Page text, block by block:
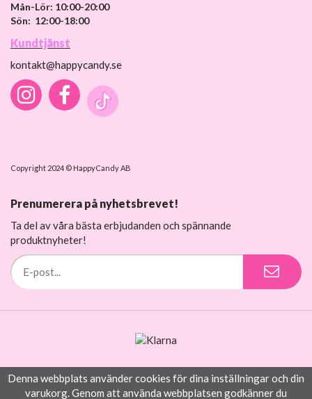
Mån-Lör: 10:00-20:00
Sön: 12:00-18:00
Kundtjänst
kontakt@happycandy.se
Copyright 2024 © HappyCandy AB
Prenumerera på nyhetsbrevet!
Ta del av våra bästa erbjudanden och spännande
produktnyheter!
Drift & produktion:Wikinggruppen
Denna webbplats använder cookies för dina inställningar och din
varukorg. Genom att använda webbplatsen godkänner du